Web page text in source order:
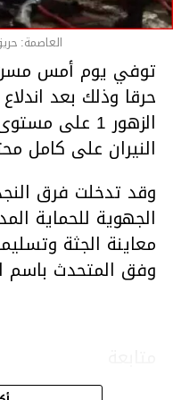
العاصمة:
حرقا وذلك بعد
الزهور 1
النيران على كامل
وقد تدخلت فرق
الجهوية للحماية
معاينة الجثة
وفق المتحدث باسم